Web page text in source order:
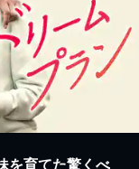
を育てた驚くべ